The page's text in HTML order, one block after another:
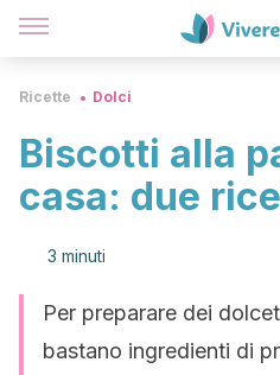
Ricette Dolci
Biscotti alla
casa: due
3 minuti
Per preparare dei
bastano ingredienti di